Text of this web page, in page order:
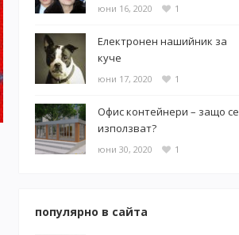
юни 16, 2020 1
Електронен нашийник за
куче
юни 17, 2020 1
Офис контейнери – защо се
използват?
юни 30, 2020 1
популярно в сайта